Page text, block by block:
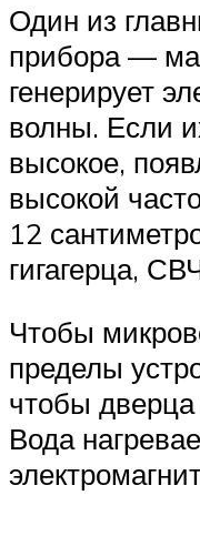
Один из
прибора —
генерирует
волны. Если
высокое,
высокой
12
гигагерца,
Чтобы
пределы
чтобы
Вода